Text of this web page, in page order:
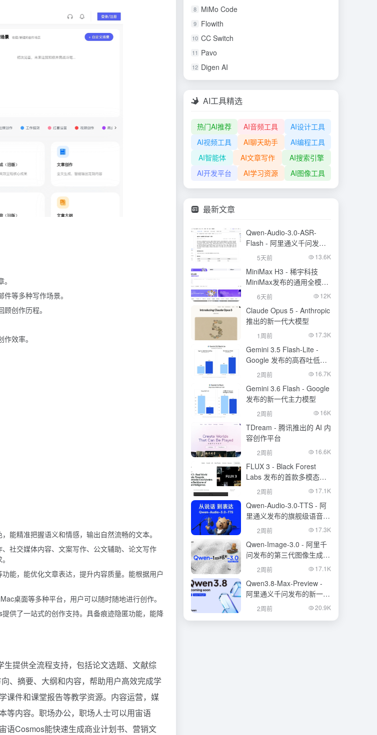
等多种写作场景。
创作历程。
效率。
能精准把握语义和情感，输出自然流畅的文本。
社交媒体内容、文案写作、公文辅助、论文写作
能，能优化文章表达，提升内容质量。能根据用户
桌面等多种平台，用户可以随时随地进行创作。
供了一站式的创作支持。具备痕迹隐匿功能，能降
提供全流程支持，包括论文选题、文献综
、摘要、大纲和内容，帮助用户高效完成学
课件和课堂报告等教学资源。内容运营，媒
等内容。职场办公，职场人士可以用宙语
语Cosmos能快速生成商业计划书、营销文
8 MiMo Code
9 Flowith
10 CC Switch
11 Pavo
12 Digen AI
AI工具精选
热门AI推荐 AI音频工具
AI设计工具
AI视频工具
AI聊天助手
AI编程工具
AI智能体
AI文章写作
AI搜索引擎
AI开发平台
AI学习资源 AI图像工具
最新文章
Qwen-Audio-3.0-ASR-
Flash - 阿里通义千问发布
的语音识别大模型
5天前 13.6K
MiniMax H3 - 稀宇科技
MiniMax发布的通用全模态
生成模型
6天前 12K
Claude Opus 5 - Anthropic
推出的新一代大模型
1周前 17.3K
Gemini 3.5 Flash-Lite -
Google 发布的高吞吐低成
本模型
2周前 16.7K
Gemini 3.6 Flash - Google
发布的新一代主力模型
2周前 16K
TDream - 腾讯推出的 AI 内
容创作平台
2周前 16.6K
FLUX 3 - Black Forest
Labs 发布的首款多模态基
础模型
2周前 17.1K
Qwen-Audio-3.0-TTS - 阿
里通义发布的旗舰级语音合
成大模型
2周前 17.3K
Qwen-Image-3.0 - 阿里千
问发布的第三代图像生成基
础模型
2周前 17.1K
Qwen3.8-Max-Preview -
阿里通义千问发布的新一代
旗舰大模型
2周前 20.9K